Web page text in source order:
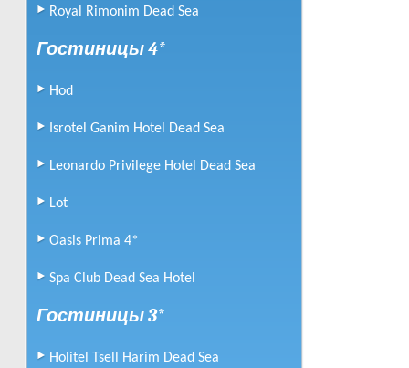
Royal Rimonim Dead Sea
Гостиницы 4*
Hod
Isrotel Ganim Hotel Dead Sea
Leonardo Privilege Hotel Dead Sea
Lot
Oasis Prima 4*
Spa Club Dead Sea Hotel
Гостиницы 3*
Holitel Tsell Harim Dead Sea